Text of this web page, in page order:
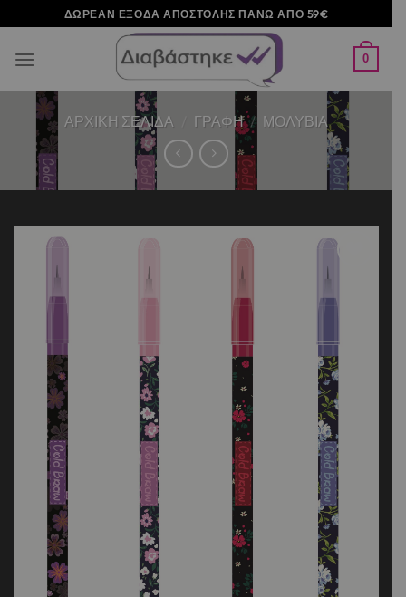
στο
περιεχόμενο
ΔΩΡΕΑΝ ΕΞΟΔΑ ΑΠΟΣΤΟΛΗΣ ΠΑΝΩ ΑΠΟ 59€
0
ΑΡΧΙΚΉ ΣΕΛΊΔΑ ΓΡΑΦΗ / ΜΟΛΥΒΙΑ
wishlist